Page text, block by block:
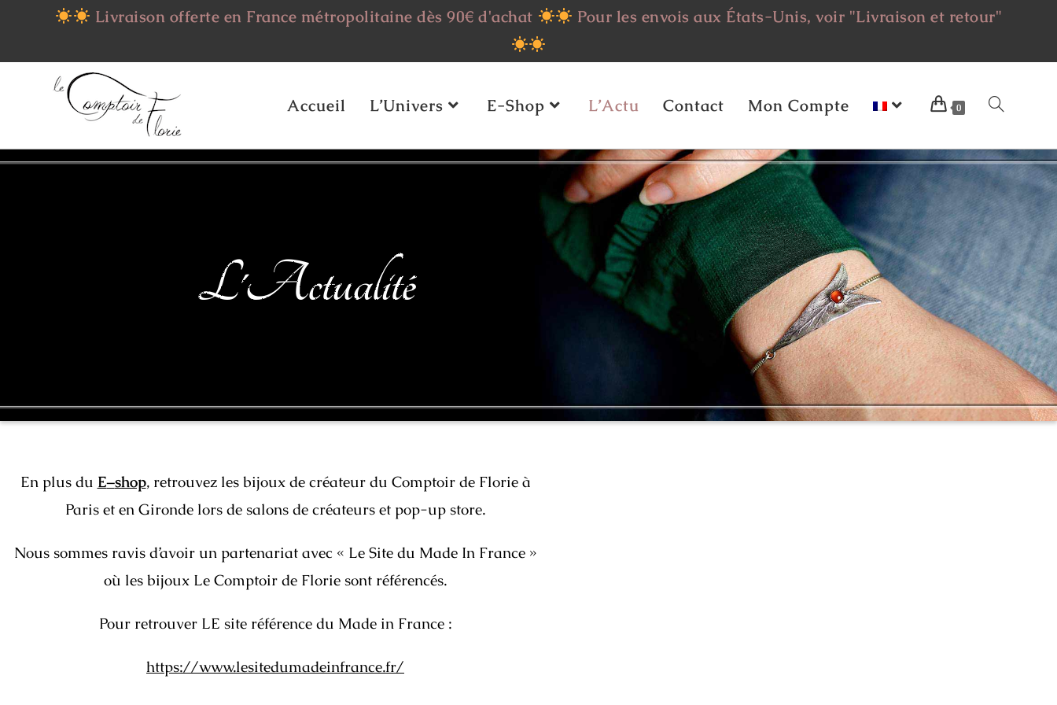
Livraison offerte en France métropolitaine dès 90€ d'achat Pour les envois aux États-Unis, voir "Livraison et retour"
Accueil L’Univers E-Shop L’Actu Contact Mon Compte 0
L'Actualité
En plus du E–shop, retrouvez les bijoux de créateur du Comptoir de Florie à
Paris et en Gironde lors de salons de créateurs et pop-up store.
Nous sommes ravis d’avoir un partenariat avec « Le Site du Made In France »
où les bijoux Le Comptoir de Florie sont référencés.
Pour retrouver LE site référence du Made in France :
https://www.lesitedumadeinfrance.fr/